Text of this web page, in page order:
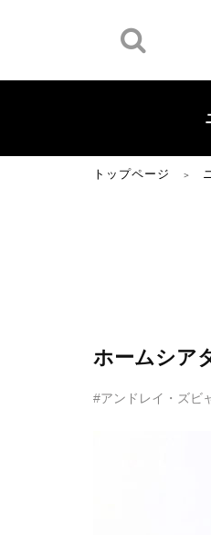
トップページ ＞
ホームシア
#アンドレイ・ズビ